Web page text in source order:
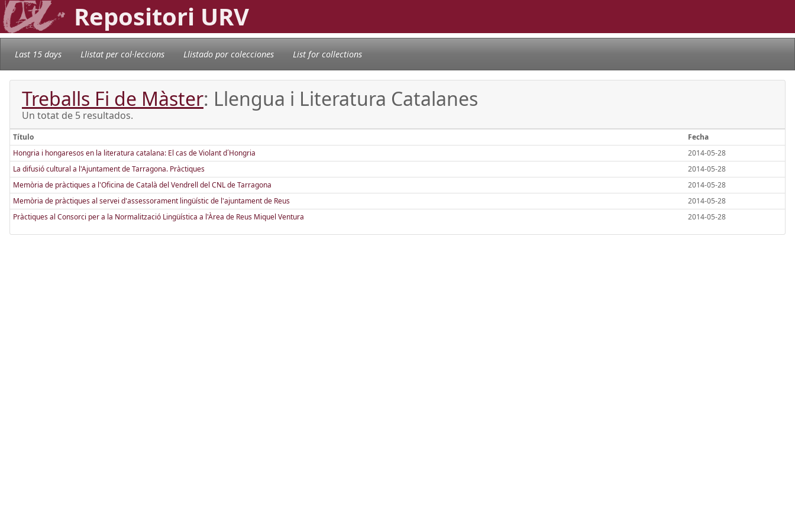
Repositori URV
Last 15 days Llistat per col·leccions Llistado por colecciones List for collections
Treballs Fi de Màster: Llengua i Literatura Catalanes
Un totat de 5 resultados.
Título
Fecha
Hongria i hongaresos en la literatura catalana: El cas de Violant d´Hongria
2014-05-28
La difusió cultural a l'Ajuntament de Tarragona. Pràctiques
2014-05-28
Memòria de pràctiques a l'Oficina de Català del Vendrell del CNL de Tarragona
2014-05-28
Memòria de pràctiques al servei d'assessorament lingüístic de l'ajuntament de Reus
2014-05-28
Pràctiques al Consorci per a la Normalització Lingüística a l'Àrea de Reus Miquel Ventura
2014-05-28